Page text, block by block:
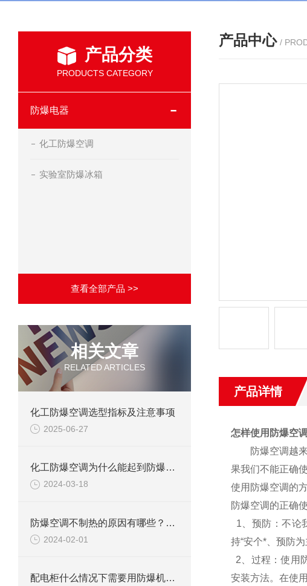
产品分类
PRODUCTS CATEGORY
防爆电器
化工防爆空调
实验室防爆冰箱
查看全部产品 >>
相关文章
RELATED ARTICLES
化工防爆空调选型指标及注意事项
2025-06-27
化工防爆空调为什么能起到防爆作用？
2024-03-18
防爆空调不制热的原因有哪些？如何解决
2024-02-01
配电柜什么情况下需要用防爆机柜空调？
产品中心 /
产品详情
怎样使用防爆空
防爆空调越
果我们不能正确
使用防爆空调的方
防爆空调的正确
1、预防：不论
持“安个*、预防
2、过程：使用
安装方法。在使